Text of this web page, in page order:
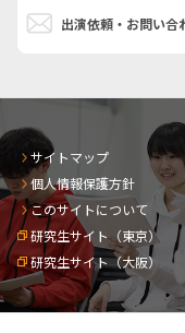
出演依頼・お問い合
サイトマップ
個人情報保護方針
このサイトについて
研究生サイト（東京）
研究生サイト（大阪）